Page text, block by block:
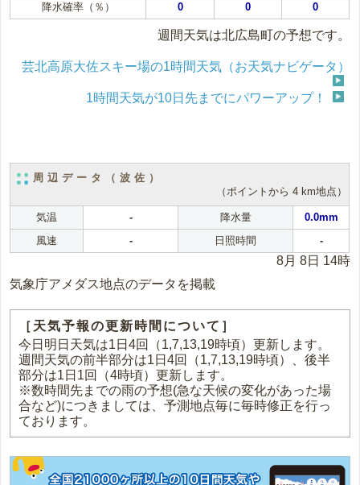
降水確率（％）
0 0 0
週間天気は北広島町の予想です。
芸北高原大佐スキー場の1時間天気（お天気ナビゲータ）
1時間天気が10日先までにパワーアップ！
周辺データ（波佐）
（ポイントから 4 km地点）
気温 - 降水量
0.0mm
風速
- 日照時間 -
8月 8日 14時
気象庁アメダス地点のデータを掲載
［天気予報の更新時間について］
今日明日天気は1日4回（1,7,13,19時頃）更新します。
週間天気の前半部分は1日4回（1,7,13,19時頃）、後半
部分は1日1回（4時頃）更新します。
※数時間先までの雨の予想(急な天候の変化があった場
合など)につきましては、予測地点毎に毎時修正を行っ
ております。